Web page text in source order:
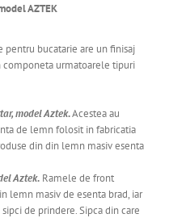
AZTEK
pentru bucatarie are un finisaj
componeta urmatoarele tipuri
model Aztek.Acestea au
de lemn folosit in fabricatia
din din lemn masiv esenta
Aztek. Ramele de front
lemn masiv de esenta brad, iar
de prindere. Sipca din care